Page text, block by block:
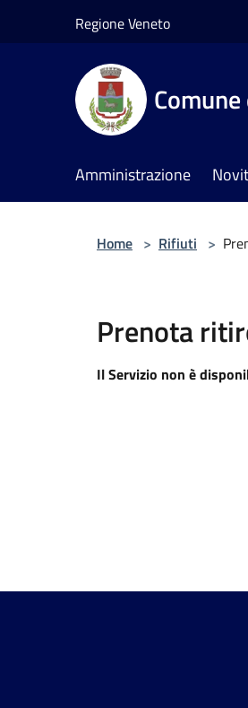
Regione Veneto
Amministrazione
Home > Rifiuti >
Prenota
Il Servizio non è